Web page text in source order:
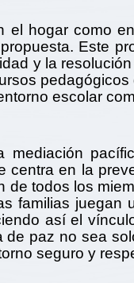
el hogar como
Este
y la
escolar
mediación
centra en la
todos los
familias juegan
así el
paz no sea
seguro y